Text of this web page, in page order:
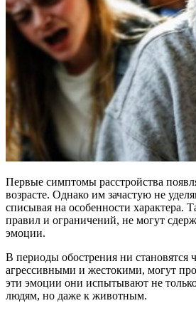
Первые симптомы расстройства
возрасте. Однако им зачастую не
списывая на особенности характера.
правил и ограничений, не могут
эмоции.
В периоды обострения ни становятся
агрессивными и жестокими, могут
эти эмоции они испытывают не
людям, но даже к животным.